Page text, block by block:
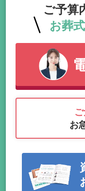
ご予算
お葬式
お